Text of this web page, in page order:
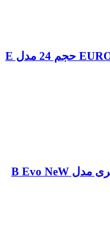
اتوکلاو دندانپزشکی یوروندا EURONDA حجم 24 مدل E